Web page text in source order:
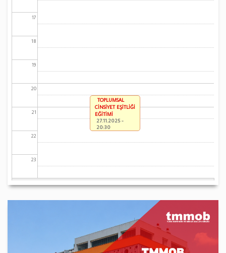
17
18
19
20
21
22
23
TOPLUMSAL
CİNSİYET EŞİTLİĞİ
EĞİTİMİ
27.11.2025 -
20:30